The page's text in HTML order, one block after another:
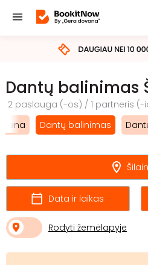
Dantų balinimas
2 paslauga (-os) / 1 partneris (-
Dantų balinimas
Data ir laikas
Rodyti žemėlapyje